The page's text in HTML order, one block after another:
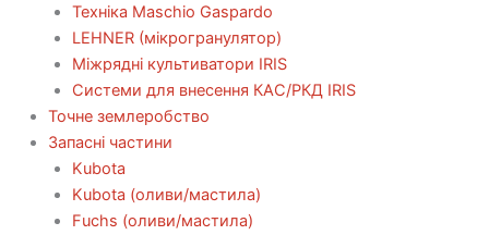
Техніка Maschio Gaspardo
LEHNER (мікрогранулятор)
Міжрядні культиватори IRIS
Системи для внесення КАС/РКД IRIS
Точне землеробство
Запасні частини
Kubota
Kubota (оливи/мастила)
Fuchs (оливи/мастила)